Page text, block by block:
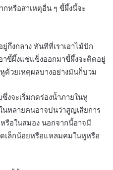
กหรือสาเหตุอื่น ๆ ขี้ผึ้งนี้จะ
กึ่งกลาง ทันทีที่เราเอาไม้ปัก
าขี้ผึ้งแช่แข็งออกมาขี้ผึ้งจะติดอยู่
ด้วยเหตุผลบางอย่างมันก็บวม
งจะเริ่มกดร่องน้ำภายในหู
นหลายคนอาจบ่นว่าสูญเสียการ
รือในสมอง นอกจากนี้อาจมี
เล็กน้อยหรือแหลมคมในหูหรือ